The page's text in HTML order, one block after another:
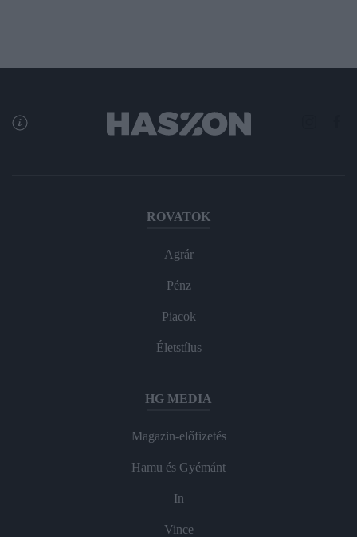
ROVATOK
Agrár
Pénz
Piacok
Életstílus
HG MEDIA
Magazin-előfizetés
Hamu és Gyémánt
In
Vince